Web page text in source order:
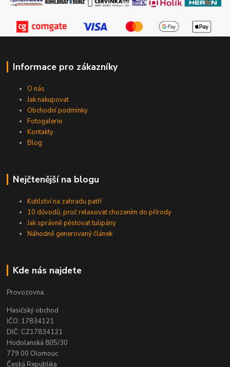
Informace pro zákazníky
O nás
Jak nakupovat
Obchodní podmínky
Fotogalerie
Kontakty
Blog
Nejčtenější na blogu
Kutilství na zahradu patří
10 důvodů, proč relaxovat chozením do přírody
Jak správně pěstovat tulipány
Náhodně generovaný článek
Kde nás najdete
Provozovna:
Hasičský obchod
IČO: 17834121
DIČ: CZ17834121
Hodolanská 805/30
779 00 Olomouc
Česká Republika